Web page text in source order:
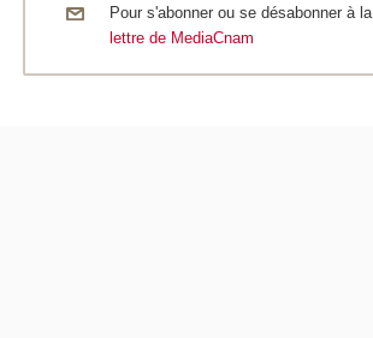
Pour s'abonner ou se désabonner à la
lettre de MediaCnam